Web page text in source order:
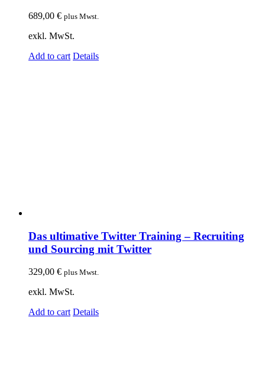
689,00 € plus Mwst.
exkl. MwSt.
Add to cart Details
Das ultimative Twitter Training – Recruiting
und Sourcing mit Twitter
329,00 € plus Mwst.
exkl. MwSt.
Add to cart Details